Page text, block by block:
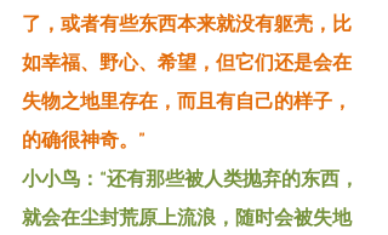
了，或者有些东西本来就没有躯壳，比
如幸福、野心、希望，但它们还是会在
失物之地里存在，而且有自己的样子，
的确很神奇。”
小小鸟：“还有那些被人类抛弃的东西，
就会在尘封荒原上流浪，随时会被失地